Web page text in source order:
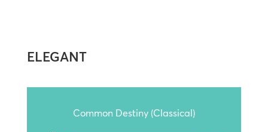
ELEGANT
Common Destiny (Classical)